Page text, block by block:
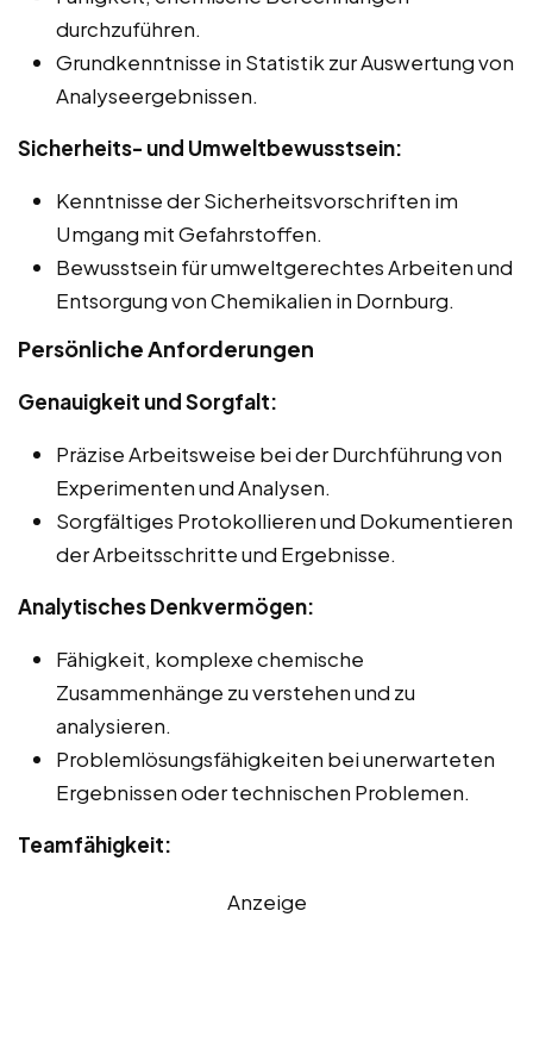
durchzuführen.
Grundkenntnisse in Statistik zur Auswertung von
Analyseergebnissen.
Sicherheits- und Umweltbewusstsein:
Kenntnisse der Sicherheitsvorschriften im
Umgang mit Gefahrstoffen.
Bewusstsein für umweltgerechtes Arbeiten und
Entsorgung von Chemikalien in Dornburg.
Persönliche Anforderungen
Genauigkeit und Sorgfalt:
Präzise Arbeitsweise bei der Durchführung von
Experimenten und Analysen.
Sorgfältiges Protokollieren und Dokumentieren
der Arbeitsschritte und Ergebnisse.
Analytisches Denkvermögen:
Fähigkeit, komplexe chemische
Zusammenhänge zu verstehen und zu
analysieren.
Problemlösungsfähigkeiten bei unerwarteten
Ergebnissen oder technischen Problemen.
Teamfähigkeit:
Anzeige